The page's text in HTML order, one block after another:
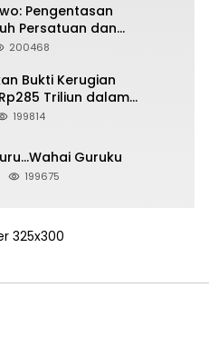
Pengentasan
Persatuan dan
Bertanggung Jawab
200468
Bukti Kerugian
Triliun dalam
PT Pertamina
199814
Guruku
199675